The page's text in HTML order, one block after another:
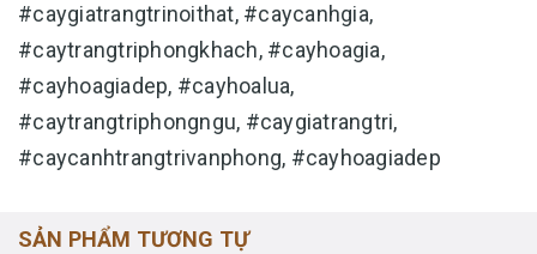
#caygiatrangtrinoithat, #caycanhgia,
#caytrangtriphongkhach, #cayhoagia,
#cayhoagiadep, #cayhoalua,
#caytrangtriphongngu, #caygiatrangtri,
#caycanhtrangtrivanphong, #cayhoagiadep
SẢN PHẨM TƯƠNG TỰ